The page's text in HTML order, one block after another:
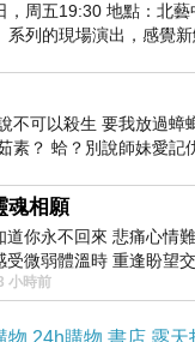
咱們家，就這麼來
次有緣再見~~
，周五19:30 地點：北
系列的現場演出，感覺
不可以殺生 要我放過蟑
素？ 蛤？別說師妹愛記
魂相願
道你永不回來 悲痛心情
受微弱體溫時 重逢盼望
刻忍淚說別離 他日靈魂再
小時前
物 24h購物 書店 露天